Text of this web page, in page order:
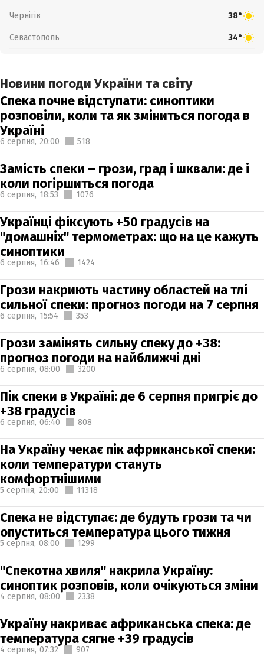
Чернігів 38°
Севастополь 34°
Новини погоди України та світу
Спека почне відступати: синоптики
розповіли, коли та як зміниться погода в
Україні
6 серпня, 20:00 518
Замість спеки – грози, град і шквали: де і
коли погіршиться погода
6 серпня, 18:53 1076
Українці фіксують +50 градусів на
"домашніх" термометрах: що на це кажуть
синоптики
6 серпня, 16:46 1424
Грози накриють частину областей на тлі
сильної спеки: прогноз погоди на 7 серпня
6 серпня, 15:54 353
Грози замінять сильну спеку до +38:
прогноз погоди на найближчі дні
6 серпня, 08:00 3200
Пік спеки в Україні: де 6 серпня пригріє до
+38 градусів
6 серпня, 06:40 808
На Україну чекає пік африканської спеки:
коли температури стануть
комфортнішими
5 серпня, 20:00 11318
Спека не відступає: де будуть грози та чи
опуститься температура цього тижня
5 серпня, 08:00 1299
"Спекотна хвиля" накрила Україну:
синоптик розповів, коли очікуються зміни
4 серпня, 08:00 2338
Україну накриває африканська спека: де
температура сягне +39 градусів
4 серпня, 07:32 907